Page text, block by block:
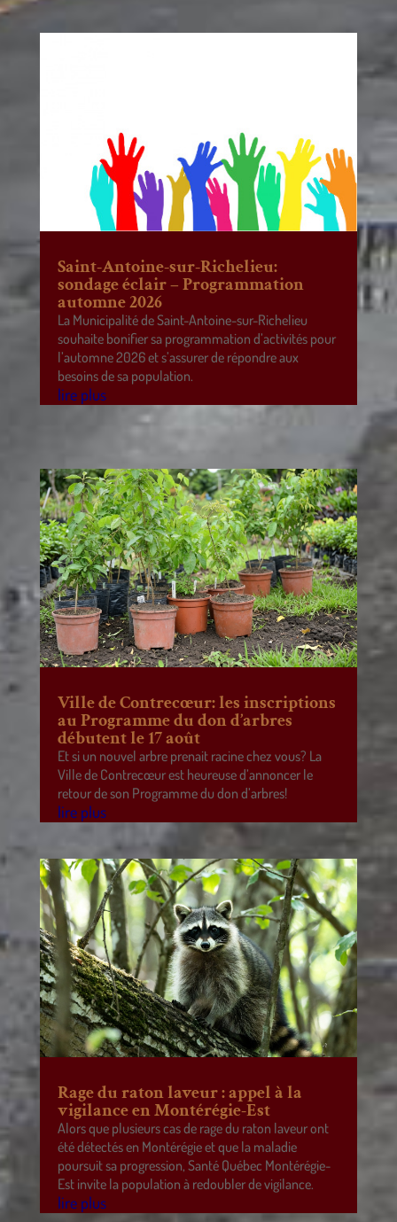
Saint-Antoine-sur-Richelieu:
sondage éclair – Programmation
automne 2026
La Municipalité de Saint-Antoine-sur-Richelieu
souhaite bonifier sa programmation d’activités pour
l’automne 2026 et s’assurer de répondre aux
besoins de sa population.
lire plus
Ville de Contrecœur: les inscriptions
au Programme du don d’arbres
débutent le 17 août
Et si un nouvel arbre prenait racine chez vous? La
Ville de Contrecœur est heureuse d’annoncer le
retour de son Programme du don d’arbres!
lire plus
Rage du raton laveur : appel à la
vigilance en Montérégie-Est
Alors que plusieurs cas de rage du raton laveur ont
été détectés en Montérégie et que la maladie
poursuit sa progression, Santé Québec Montérégie-
Est invite la population à redoubler de vigilance.
lire plus